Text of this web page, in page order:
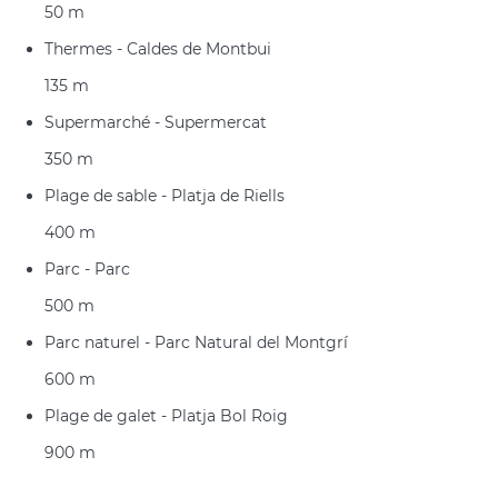
50 m
Thermes - Caldes de Montbui
135 m
Supermarché - Supermercat
350 m
Plage de sable - Platja de Riells
400 m
Parc - Parc
500 m
Parc naturel - Parc Natural del Montgrí
600 m
Plage de galet - Platja Bol Roig
900 m